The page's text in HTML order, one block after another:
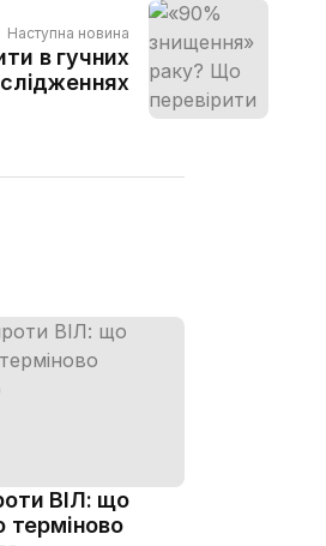
Наступна новина
в гучних
ВІЛ: що
терміново